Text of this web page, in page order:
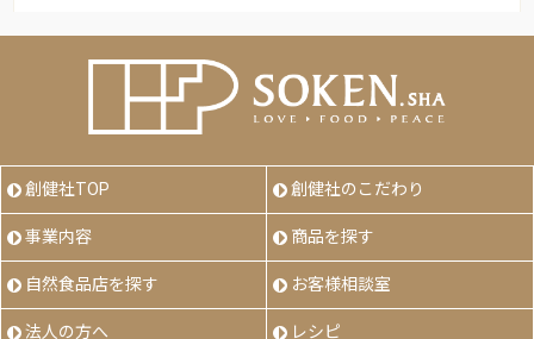
創健社TOP 創健社のこだわり
事業内容 商品を探す
自然食品店を探す お客様相談室
法人の方へ レシピ